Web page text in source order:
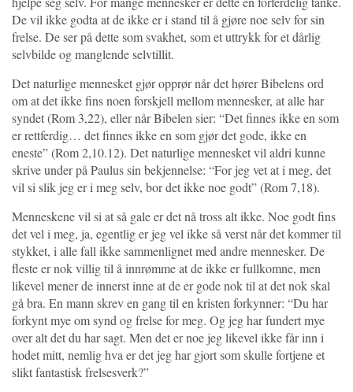
De vil ikke godta at de ikke er i stand til å gjøre noe selv for sin
frelse. De ser på dette som svakhet, som et uttrykk for et dårlig
selvbilde og manglende selvtillit.
Det naturlige mennesket gjør opprør når det hører Bibelens ord
om at det ikke fins noen forskjell mellom mennesker, at alle har
syndet (Rom 3,22), eller når Bibelen sier: “Det finnes ikke en som
er rettferdig… det finnes ikke en som gjør det gode, ikke en
eneste” (Rom 2,10.12). Det naturlige mennesket vil aldri kunne
skrive under på Paulus sin bekjennelse: “For jeg vet at i meg, det
vil si slik jeg er i meg selv, bor det ikke noe godt” (Rom 7,18).
Menneskene vil si at så gale er det nå tross alt ikke. Noe godt fins
det vel i meg, ja, egentlig er jeg vel ikke så verst når det kommer til
stykket, i alle fall ikke sammenlignet med andre mennesker. De
fleste er nok villig til å innrømme at de ikke er fullkomne, men
likevel mener de innerst inne at de er gode nok til at det nok skal
gå bra. En mann skrev en gang til en kristen forkynner: “Du har
forkynt mye om synd og frelse for meg. Og jeg har fundert mye
over alt det du har sagt. Men det er noe jeg likevel ikke får inn i
hodet mitt, nemlig hva er det jeg har gjort som skulle fortjene et
slikt fantastisk frelsesverk?”